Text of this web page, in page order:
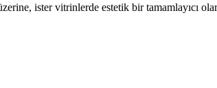
ister vitrinlerde estetik bir tamamlayıcı